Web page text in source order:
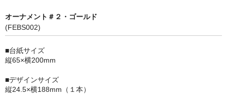
オーナメント＃２・ゴールド
(FEBS002)
■台紙サイズ
縦65×横200mm
■デザインサイズ
縦24.5×横188mm（１本）